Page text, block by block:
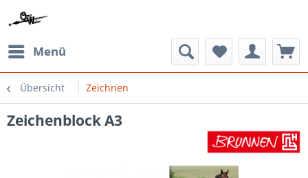
Menü
Übersicht Zeichnen
Zeichenblock A3